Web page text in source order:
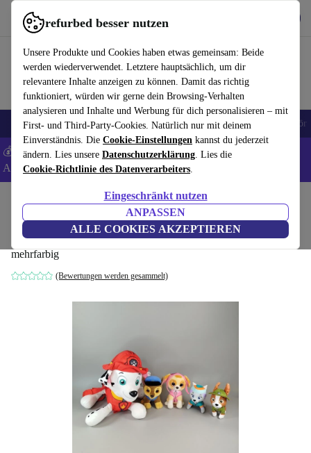
refurbed besser nutzen
Unsere Produkte und Cookies haben etwas gemeinsam: Beide
werden wiederverwendet. Letztere hauptsächlich, um dir
relevantere Inhalte anzeigen zu können. Damit das richtig
funktioniert, würden wir gerne dein Browsing-Verhalten
analysieren und Inhalte und Werbung für dich personalisieren – mit
First- und Third-Party-Cookies. Natürlich nur mit deinem
Einverständnis. Die Cookie-Einstellungen kannst du jederzeit
ändern. Lies unsere Datenschutzerklärung. Lies die
Cookie-Richtlinie des Datenverarbeiters.
Eingeschränkt nutzen
ANPASSEN
ALLE COOKIES AKZEPTIEREN
refurbed schnell und einfach nutzen
🎒 Back to school Handys Laptops Tablets Smartwatches Zubehör
💰 Extra -5% auf Samsung- und Google-Smartphones - Code:
ANDROID5 -AGB
Spielzeug
Plüschfiguren - Paw Patrol Set
mehrfarbig
(Bewertungen werden gesammelt)